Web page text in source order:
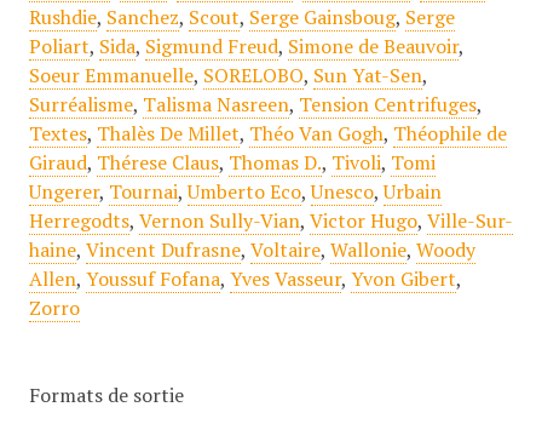
Rushdie, Sanchez, Scout, Serge Gainsboug, Serge
Poliart, Sida, Sigmund Freud, Simone de Beauvoir,
Soeur Emmanuelle, SORELOBO, Sun Yat-Sen,
Surréalisme, Talisma Nasreen, Tension Centrifuges,
Textes, Thalès De Millet, Théo Van Gogh, Théophile de
Giraud, Thérese Claus, Thomas D., Tivoli, Tomi
Ungerer, Tournai,Umberto Eco,Unesco,Urbain
Herregodts, Vernon Sully-Vian, Victor Hugo, Ville-Sur-
haine, Vincent Dufrasne, Voltaire, Wallonie, Woody
Allen, Youssuf Fofana, Yves Vasseur, Yvon Gibert,
Zorro
Formats de sortie